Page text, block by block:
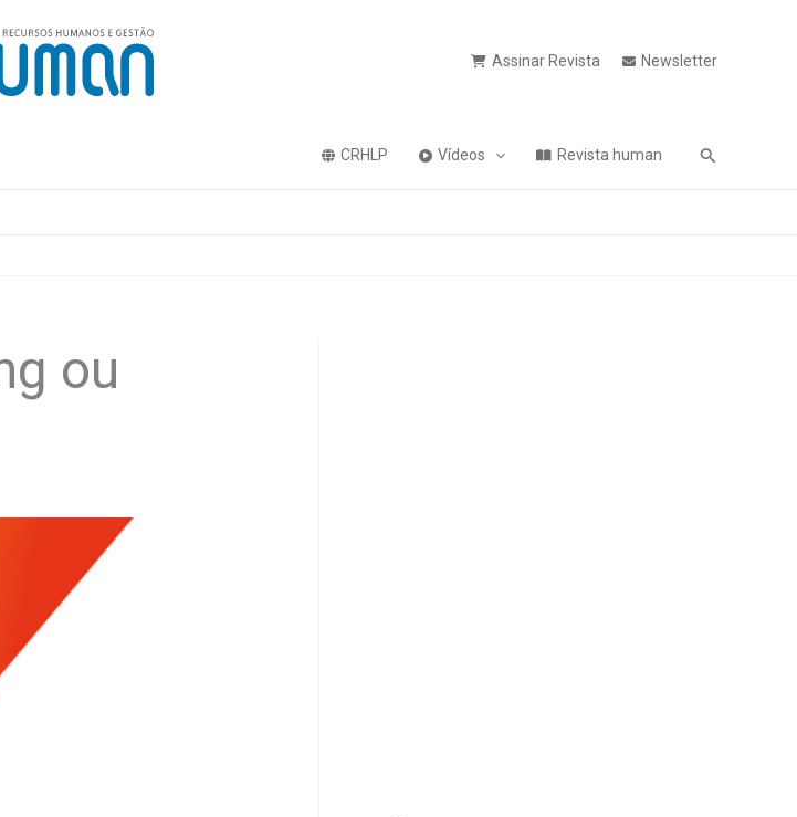
Assinar Revista Newsletter
CRHLP Vídeos Revista human Pesquisa
ou